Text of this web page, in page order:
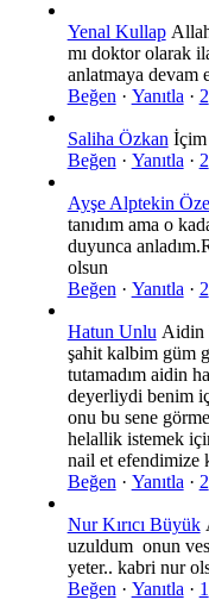
Yenal KullapAllah
mı doktor olarak
anlatmaya devam
Beğen · Yanıtla · 2
Saliha Özkan
Beğen · Yanıtla · 2
Ayşe Alptekin
tanıdım ama o
duyunca
olsun
Beğen · Yanıtla · 2
Hatun Unlu Aidin
şahit kalbim güm
tutamadım aidin
deyerliydi benim
onu bu sene
helallik istemek
nail et efendimize
Beğen · Yanıtla · 2
Nur Kırıcı Büyük
uzuldum onun
yeter.. kabri nur
Beğen · Yanıtla · 1